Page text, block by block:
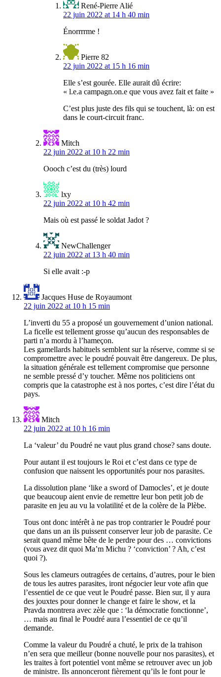
René-Pierre Alié
22 juin 2022 at 14 h 40 min
Énorrrrme !
Pierre 82
22 juin 2022 at 15 h 16 min
Elle s’est gourée. Elle aurait dû écrire:
« l.e.a campagn.on.e que vous avez fait et faite »
C’est plus juste des fils qui se touchent, là: on est
dans le court-circuit franc.
Mitch
22 juin 2022 at 10 h 22 min
Oooch c’est du (très) lourd
lxy
22 juin 2022 at 10 h 42 min
Mais où est passé le soldat Jadot ?
NewChallenger
22 juin 2022 at 13 h 40 min
Si elle avait :-p
Jacques Huse de Royaumont
22 juin 2022 at 10 h 15 min
L’inverti du 55 a proposé un gouvernement d’union national.
La ficelle est tellement grosse qu’aucun des responsables de
parti n’a mordu à l’hameçon.
Les gamellards habituels semblent sur la réserve, comme si se
compromettre avec le poudré pouvait être dangereux. De plus,
la situation générale est tellement compromise que personne
ne semble pressé d’y toucher. Même nos politiciens ont
compris que la catastrophe est à nos portes, c’est dire l’état du
pays.
Mitch
22 juin 2022 at 10 h 16 min
La ‘valeur’ du Poudré ne vaut plus grand chose? sans doute.
Pour autant il est toujours le Roi et c’est dans ce type de
confusion que naissent les opportunités pour nos parasites.
La dissolution plane ‘like a sword of Damocles’, et je doute
que beaucoup aient envie de remettre leur bon petit job de
parasite en jeu au vu la volatilité et de la colère de la Plèbe.
Tous ont donc intérêt à ne pas trop contrarier le Poudré pour
que dans un an ils puissent conserver leur job de parasite. Ce
serait quand même bête de le perdre pour des … convictions
(vous avez dit quoi Ma’m Michu ? ‘conviction’ ? Ah, c’est
quoi ?).
Sous les clameurs outragées de certains, d’autres, pour le bien
de tous les autres parasites, iront négocier leur vote afin que
l’essentiel de ce que veut le Poudré passe. Bien sur, il y aura
des jouxtes pour donner le change et faire le show, et la
Pravda montrera avec zèle que : ‘la démocratie fonctionne’,
… mais au final le Poudré aura l’essentiel de ce qu’il
demande.
Comme la valeur du Poudré a chuté, le prix de la trahison
n’en sera que meilleur (bonne nouvelle pour nos parasites), et
les traites à fort potentiel vont même se retrouver avec un job
de ministre. Ils annonceront fièrement qu’ils le font pour le